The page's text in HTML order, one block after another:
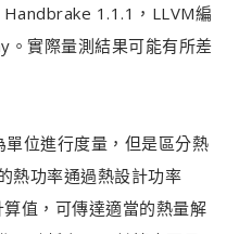
1.1.1，LLVM編
。實際量測結果可能有所差
位進行度量，但是區分熱
熱功率通過熱設計功率
值，可傳達適當的熱量解